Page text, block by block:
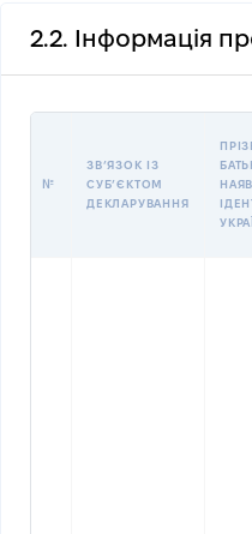
2.2. Інформація
№
ЗВʼЯЗОК ІЗ
СУБʼЄКТОМ
ДЕКЛАРУВАННЯ